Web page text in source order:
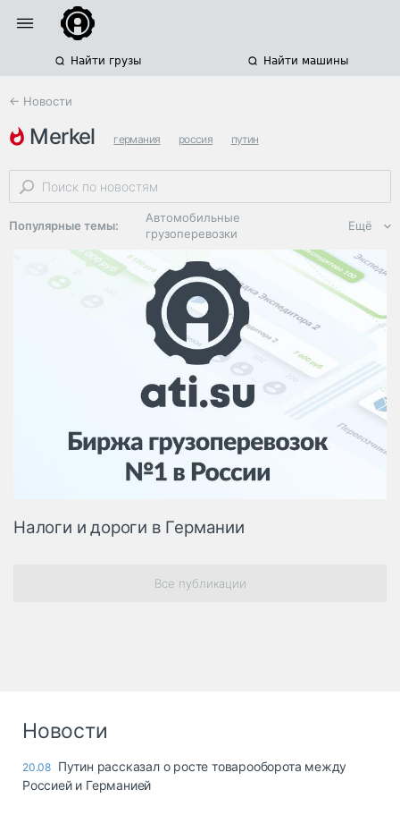
Найти грузы Найти машины
← Новости
merkel германия россия путин
Популярные темы:
Автомобильные
грузоперевозки
Региональная
логистика
ЭДО, ИТ в
логистике
Дороги,
инфраструктура
Логистика, грузы
Негабаритные и
опасные грузы
Безопасность и
Таможня и ВЭД
грузовые
автохимия
Дзен
Ещё
Налоги и дороги в Германии
Все публикации
Новости
20.08 Путин рассказал о росте товарооборота между
Россией и Германией